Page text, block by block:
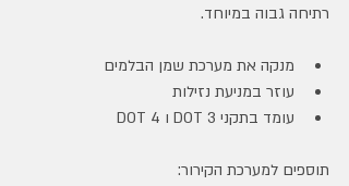
רתיחה גבוה במיוחד.
מנקה את מערכת שמן הבלמים
עוזר במניעת נזילות
עומד בתקני DOT 3 ו DOT 4
תוספים למערכת הקירור: